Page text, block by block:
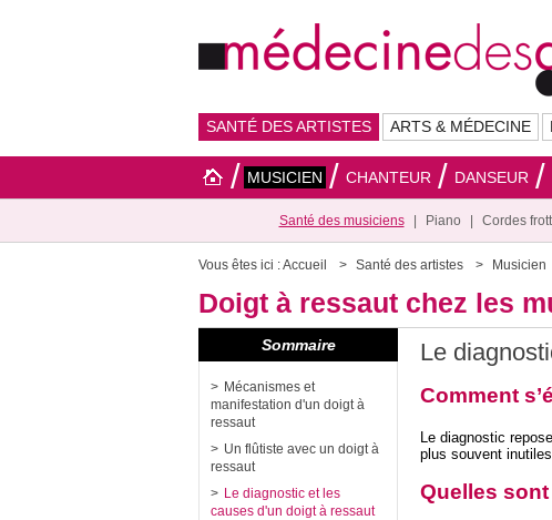
SANTÉ DES ARTISTES ARTS & MÉDECINE
MUSICIEN CHANTEUR DANSEUR
Santé des musiciens Piano Cordes
Vous êtes ici :Accueil Santé des artistes Musicien
Doigt à ressaut chez les
Le
Comment
Le diagnostic
plus souvent
Quelles
Sommaire
Mécanismes et
manifestation d'un doigt à
ressaut
Un flûtiste avec un doigt à
ressaut
Le diagnostic et les
causes d'un doigt à ressaut